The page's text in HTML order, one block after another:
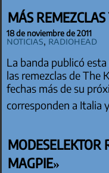
MÁS
18 de noviembre de 2011
Noticias, Radiohead
La banda publicó
las remezclas de The
fechas más de su
corresponden a Italia
MODESELEKTOR
MAGPIE»